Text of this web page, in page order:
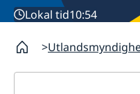
Lokal tid10:54